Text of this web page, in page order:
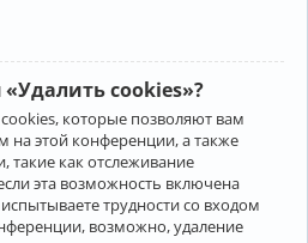
cookies»?
которые позволяют вам
на этой конференции, а также
такие как отслеживание
эта возможность включена
трудности со входом
возможно, удаление